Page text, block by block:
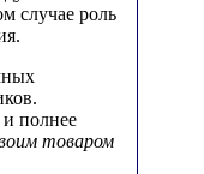
случае роль
и полнее
товаром